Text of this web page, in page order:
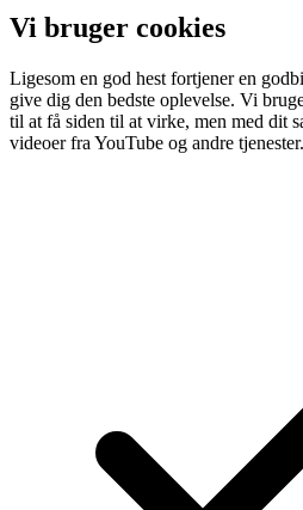
Vi bruger cookies
Ligesom en god hest fortjener en
give dig den bedste oplevelse. Vi
til at få siden til at virke, men med dit
videoer fra YouTube og andre tjenester.